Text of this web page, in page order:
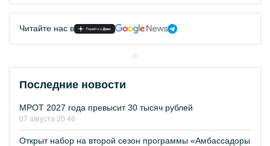
Читайте нас в
Последние новости
МРОТ 2027 года превысит 30 тысяч рублей
07 августа 20:46
Открыт набор на второй сезон программы «Амбассадоры